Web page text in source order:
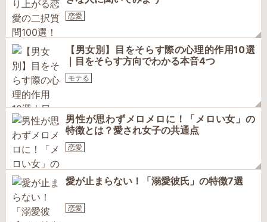
恋愛
【男女別】目をそらす際の心理的作用10選
｜目をそらす方向でわかる本音4つ
モテる
男性が思わずメロメロに！「メロい女」の
特徴とは？愛され女子の共通点
恋愛
愛が止まらない！「溺愛彼氏」の特徴7選
恋愛